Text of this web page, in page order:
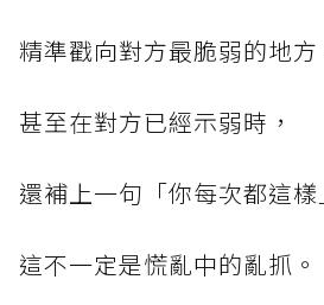
精準戳向對方最脆弱的地方
甚至在對方已經示弱時，
還補上一句「你每次都這樣
這不一定是慌亂中的亂抓。